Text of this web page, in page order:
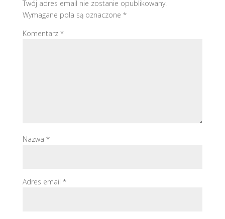
Twój adres email nie zostanie opublikowany.
Wymagane pola są oznaczone *
Komentarz *
Nazwa *
Adres email *